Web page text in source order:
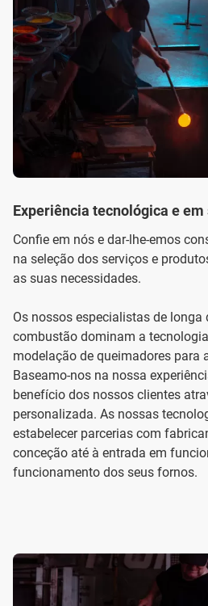
Experiência tecnológica e em
Confie em nós e dar-lhe-emos
na seleção dos serviços e
as suas necessidades.
Os nossos especialistas de longa
combustão dominam a
modelação de queimadores para
Baseamo-nos na nossa
benefício dos nossos clientes
personalizada. As nossas
estabelecer parcerias com
conceção até à entrada em
funcionamento dos seus fornos.